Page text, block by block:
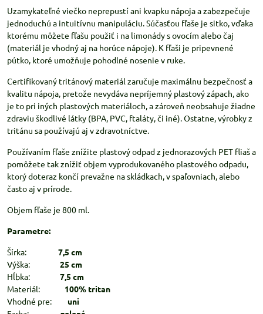
Uzamykateľné viečko neprepustí ani kvapku nápoja a zabezpečuje
jednoduchú a intuitívnu manipuláciu. Súčasťou fľaše je sitko, vďaka
ktorému môžete fľašu použiť i na limonády s ovocím alebo čaj
(materiál je vhodný aj na horúce nápoje). K fľaši je pripevnené
pútko, ktoré umožňuje pohodlné nosenie v ruke.
Certifikovaný tritánový materiál zaručuje maximálnu bezpečnosť a
kvalitu nápoja, pretože nevydáva nepríjemný plastový zápach, ako
je to pri iných plastových materiáloch, a zároveň neobsahuje žiadne
zdraviu škodlivé látky (BPA, PVC, ftaláty, či iné). Ostatne, výrobky z
tritánu sa používajú aj v zdravotníctve.
Používaním fľaše znížite plastový odpad z jednorazových PET fliaš a
pomôžete tak znížiť objem vyprodukovaného plastového odpadu,
ktorý doteraz končí prevažne na skládkach, v spaľovniach, alebo
často aj v prírode.
Objem fľaše je 800 ml.
Parametre:
Šírka: 7,5 cm
Výška:
25 cm
Hĺbka:
7,5 cm
Materiál:
100% tritan
Vhodné pre:
uni